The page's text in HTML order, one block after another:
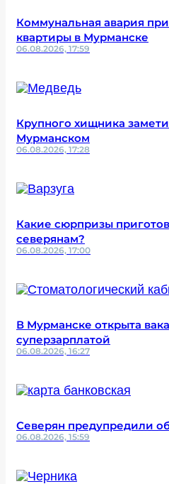
Коммунальная авария
квартиры в Мурманске
06.08.2026, 17:59
Крупного хищника
Мурманском
06.08.2026, 17:28
Какие сюрпризы
северянам?
06.08.2026, 17:00
В Мурманске открыта
суперзарплатой
06.08.2026, 16:27
Северян предупредили
06.08.2026, 15:59